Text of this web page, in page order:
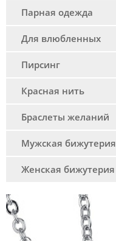
Парная одежда
Для влюбленных
Пирсинг
Красная нить
Браслеты желаний
Мужская бижутерия
Женская бижутерия